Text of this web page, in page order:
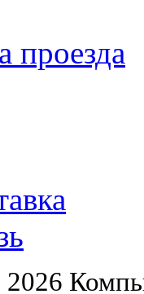
проезда